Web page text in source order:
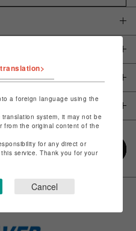
a foreign language using the
system, it may not be
from the original content of the
for any direct or
service. Thank you for your
Cancel